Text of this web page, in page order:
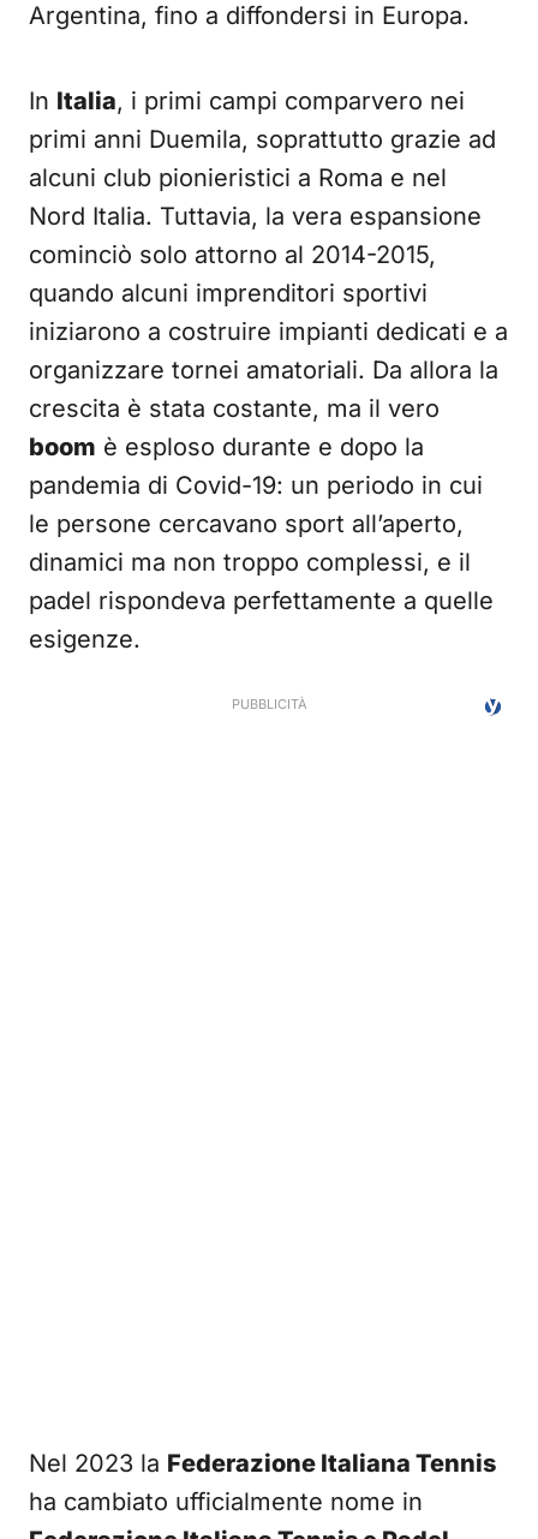
Argentina, fino a diffondersi in Europa.
In Italia, i primi campi comparvero nei
primi anni Duemila, soprattutto grazie ad
alcuni club pionieristici a Roma e nel
Nord Italia. Tuttavia, la vera espansione
cominciò solo attorno al 2014-2015,
quando alcuni imprenditori sportivi
iniziarono a costruire impianti dedicati e a
organizzare tornei amatoriali. Da allora la
crescita è stata costante, ma il vero
boom è esploso durante e dopo la
pandemia di Covid-19: un periodo in cui
le persone cercavano sport all’aperto,
dinamici ma non troppo complessi, e il
padel rispondeva perfettamente a quelle
esigenze.
Nel 2023 la Federazione Italiana Tennis
ha cambiato ufficialmente nome in